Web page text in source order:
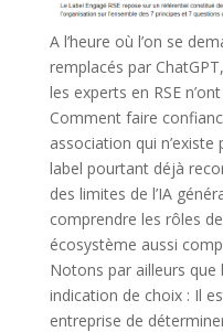
A l’heure où l’on se
remplacés par
les experts en RSE
Comment faire
association qui n’existe
label pourtant déjà
des limites de l’IA
comprendre les rôles
écosystème aussi
Notons par ailleurs que
indication de choix : Il
entreprise de